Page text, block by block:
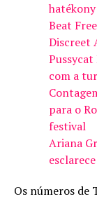
Beat
Discreet
com a
para o
festival
Ariana
Os números de